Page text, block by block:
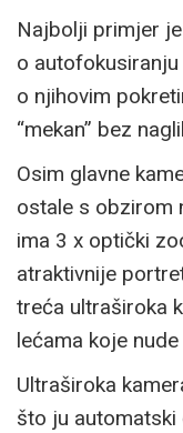
Najbolji primjer
o
o njihovim
“mekan” bez
Osim glavne
ostale s obzirom
ima 3 x optički
atraktivnije
treća ultraširoka
lećama koje
Ultraširoka
što ju automatski